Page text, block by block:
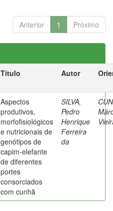
Anterior 1 Próximo
Título Autor
Aspectos
produtivos,
morfofisiológicos
e nutricionais de
genótipos de
capim-elefante
de diferentes
portes
consorciados
com cunhã
SILVA,
Pedro
Henrique
Ferreira
da